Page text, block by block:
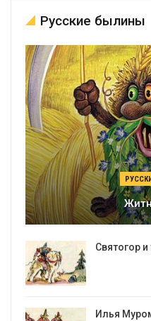
Русские былины
Святогор и
Илья